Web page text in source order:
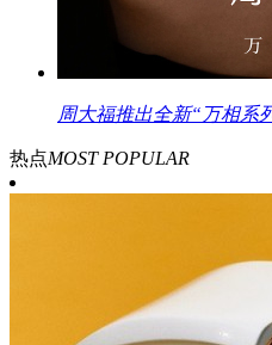
周大福推出全新“万相系
热点MOST POPULAR